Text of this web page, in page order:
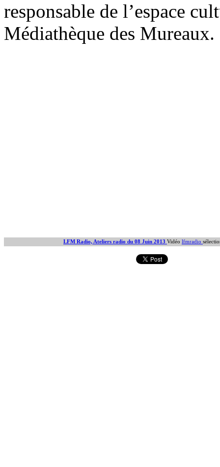
responsable de l’espace
Médiathèque des Mureaux.
LFM Radio, Ateliers radio du 08 Juin 2013 Vidéo lfmradio